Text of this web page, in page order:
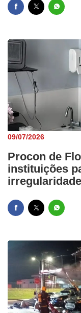
09/07/2026
Procon de
instituições